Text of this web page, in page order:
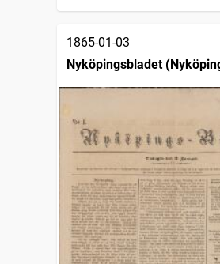
1865-01-03
Nyköpingsbladet